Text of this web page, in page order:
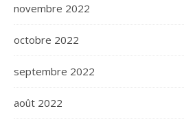
novembre 2022
octobre 2022
septembre 2022
août 2022